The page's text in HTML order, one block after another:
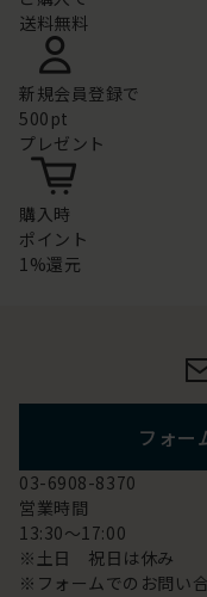
送料無料
新規会員登録で
500pt
プレゼント
購入時
ポイント
1%還元
フォー
03-6908-8370
営業時間
13:30～17:00
※土日 祝日は休み
※フォームでのお問い